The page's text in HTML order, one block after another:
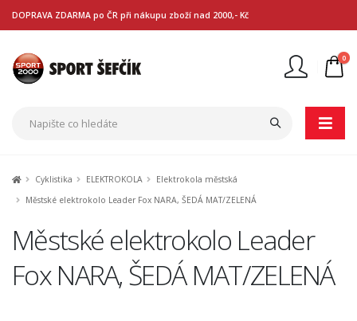
DOPRAVA ZDARMA po ČR při nákupu zboží nad 2000,- Kč
0
Cyklistika ELEKTROKOLA
Elektrokola městská
Městské elektrokolo Leader Fox NARA, ŠEDÁ MAT/ZELENÁ
Městské elektrokolo Leader
Fox NARA, ŠEDÁ MAT/ZELENÁ